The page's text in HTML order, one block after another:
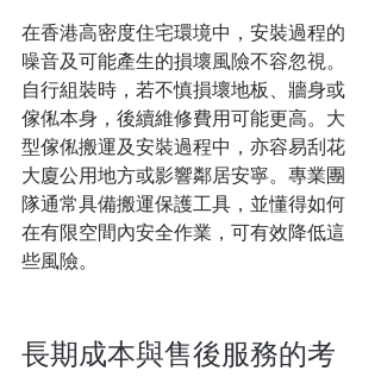
在香港高密度住宅環境中，安裝過程的
噪音及可能產生的損壞風險不容忽視。
自行組裝時，若不慎損壞地板、牆身或
傢俬本身，後續維修費用可能更高。大
型傢俬搬運及安裝過程中，亦容易刮花
大廈公用地方或影響鄰居安寧。專業團
隊通常具備搬運保護工具，並懂得如何
在有限空間內安全作業，可有效降低這
些風險。
長期成本與售後服務的考